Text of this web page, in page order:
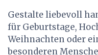
Gestalte liebevoll
für Geburtstage,
Weihnachten oder
besonderen